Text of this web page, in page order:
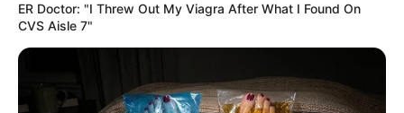
ER Doctor: "I Threw Out My Viagra After What I Found On
CVS Aisle 7"